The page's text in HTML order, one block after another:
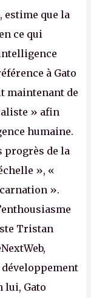
estime que la
ce qui
à Gato
maintenant de
» afin
humaine.
progrès de la
», «
».
Tristan
lui, Gato